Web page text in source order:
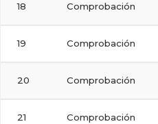
18 Comprobación
19 Comprobación
20 Comprobación
21 Comprobación